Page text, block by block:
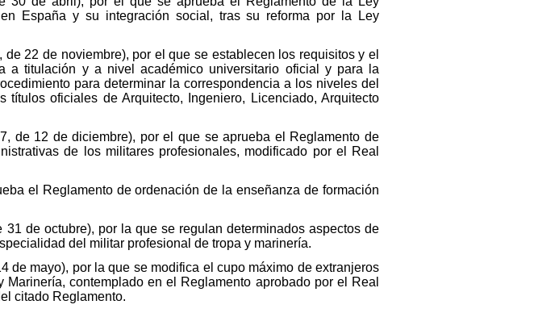
España y su integración social, tras su reforma por la Ley
22 de noviembre), por el que se establecen los requisitos y el
a titulación y a nivel académico universitario oficial y para la
para determinar la correspondencia a los niveles del
oficiales de Arquitecto, Ingeniero, Licenciado, Arquitecto
de 12 de diciembre), por el que se aprueba el Reglamento de
de los militares profesionales, modificado por el Real
el Reglamento de ordenación de la enseñanza de formación
de octubre), por la que se regulan determinados aspectos de
del militar profesional de tropa y marinería.
de mayo), por la que se modifica el cupo máximo de extranjeros
contemplado en el Reglamento aprobado por el Real
citado Reglamento.